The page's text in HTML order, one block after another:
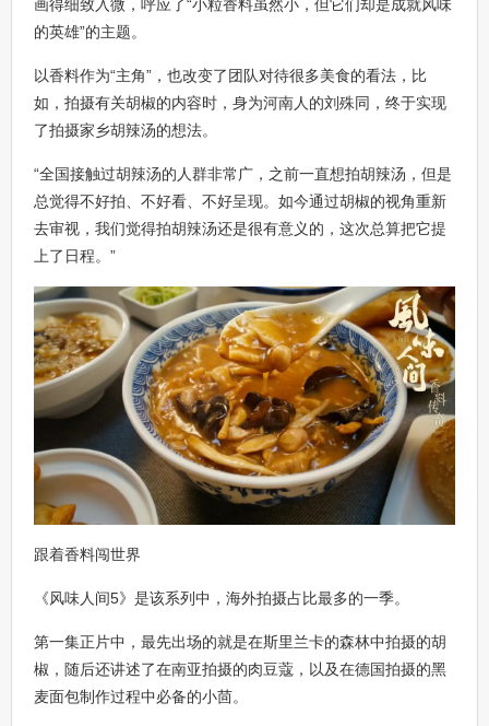
画得细致入微，呼应了“小粒香料虽然小，但它们却是成就风味
的英雄”的主题。
以香料作为“主角”，也改变了团队对待很多美食的看法，比
如，拍摄有关胡椒的内容时，身为河南人的刘殊同，终于实现
了拍摄家乡胡辣汤的想法。
“全国接触过胡辣汤的人群非常广，之前一直想拍胡辣汤，但是
总觉得不好拍、不好看、不好呈现。如今通过胡椒的视角重新
去审视，我们觉得拍胡辣汤还是很有意义的，这次总算把它提
上了日程。”
跟着香料闯世界
《风味人间5》是该系列中，海外拍摄占比最多的一季。
第一集正片中，最先出场的就是在斯里兰卡的森林中拍摄的胡
椒，随后还讲述了在南亚拍摄的肉豆蔻，以及在德国拍摄的黑
麦面包制作过程中必备的小茴。